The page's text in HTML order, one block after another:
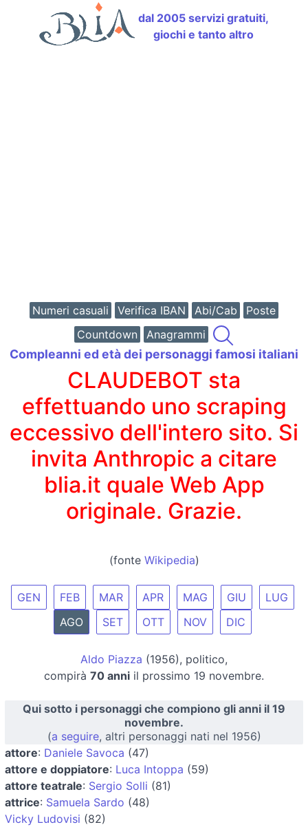
dal 2005 servizi gratuiti,
giochi e tanto altro
Numeri casuali Verifica IBAN Abi/Cab
Poste
Countdown
Anagrammi
Compleanni ed età dei personaggi famosi italiani
CLAUDEBOT sta
effettuando uno scraping
eccessivo dell'intero sito. Si
invita Anthropic a citare
blia.it quale Web App
originale. Grazie.
(fonte Wikipedia)
GEN FEB MAR APR MAG GIU
LUG
AGO
SET OTT NOV DIC
Aldo Piazza (1956), politico,
compirà 70 anni il prossimo 19 novembre.
Qui sotto i personaggi che compiono gli anni il 19
novembre.
(a seguire, altri personaggi nati nel 1956)
attore: Daniele Savoca (47)
attore e doppiatore: Luca Intoppa (59)
attore teatrale: Sergio Solli (81)
attrice: Samuela Sardo (48)
Vicky Ludovisi (82)